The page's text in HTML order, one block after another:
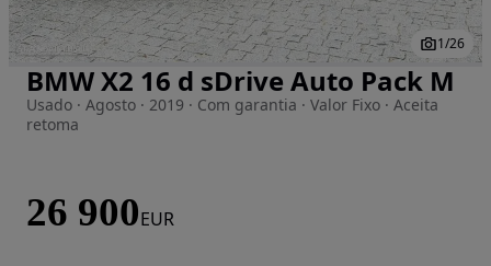
Imagem 1 de 26
1/26
BMW X2 16 d sDrive Auto Pack M
Usado · Agosto · 2019 · Com garantia · Valor Fixo · Aceita
retoma
26 900EUR